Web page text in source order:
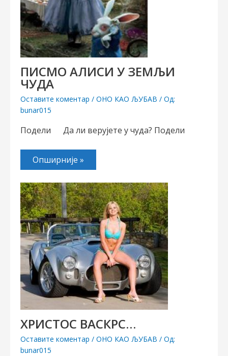
ПИСМО АЛИСИ У ЗЕМЉИ
ЧУДА
Оставите коментар / ОНО КАО ЉУБАВ / Од:
bunar015
Подели Да ли верујете у чуда? Подели
Опширније »
ХРИСТОС ВАСКРС…
Оставите коментар / ОНО КАО ЉУБАВ / Од:
bunar015